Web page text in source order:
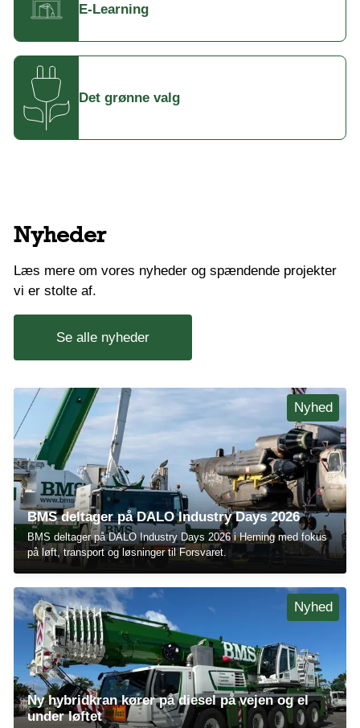
E-Learning
Det grønne valg
Nyheder
Læs mere om vores nyheder og spændende projekter
vi er stolte af.
Se alle nyheder
Nyhed
BMS deltager på DALO Industry Days 2026
BMS deltager på DALO Industry Days 2026 i Herning med fokus
på løft, transport og løsninger til Forsvaret.
Nyhed
Ny hybridkran kører på diesel på vejen og el
under løftet